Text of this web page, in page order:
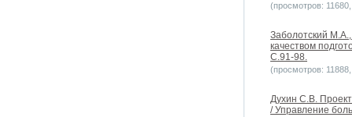
(просмотров:
Заболотский
качеством
С.91-98.
(просмотров:
Духин С.В.
/ Управление